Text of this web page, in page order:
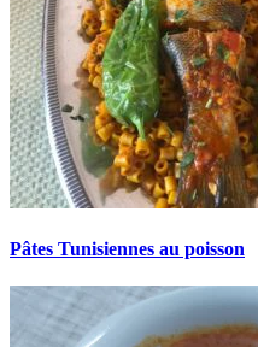
Pâtes Tunisiennes au poisson